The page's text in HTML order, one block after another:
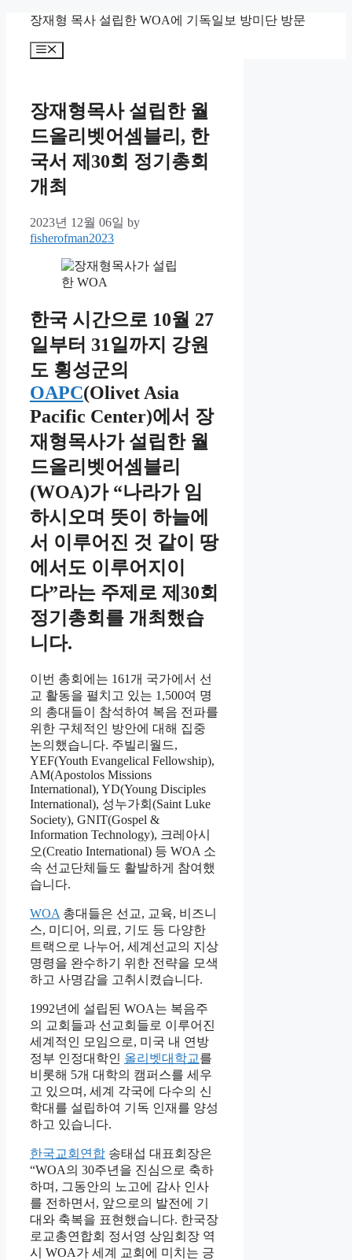
content
장재형 목사 설립한 WOA에 기독일보 방미단 방문
Menu
장재형목사 설립한 월
드올리벳어셈블리, 한
국서 제30회 정기총회
개최
2023년 12월 06일 by
fisherofman2023
한국 시간으로 10월 27
일부터 31일까지 강원
도 횡성군의
OAPC(Olivet Asia
Pacific Center)에서 장
재형목사가 설립한 월
드올리벳어셈블리
(WOA)가 “나라가 임
하시오며 뜻이 하늘에
서 이루어진 것 같이 땅
에서도 이루어지이
다”라는 주제로 제30회
정기총회를 개최했습
니다.
이번 총회에는 161개 국가에서 선
교 활동을 펼치고 있는 1,500여 명
의 총대들이 참석하여 복음 전파를
위한 구체적인 방안에 대해 집중
논의했습니다. 주빌리월드,
YEF(Youth Evangelical Fellowship),
AM(Apostolos Missions
International), YD(Young Disciples
International), 성누가회(Saint Luke
Society), GNIT(Gospel &
Information Technology), 크레아시
오(Creatio International) 등 WOA 소
속 선교단체들도 활발하게 참여했
습니다.
WOA 총대들은 선교, 교육, 비즈니
스, 미디어, 의료, 기도 등 다양한
트랙으로 나누어, 세계선교의 지상
명령을 완수하기 위한 전략을 모색
하고 사명감을 고취시켰습니다.
1992년에 설립된 WOA는 복음주
의 교회들과 선교회들로 이루어진
세계적인 모임으로, 미국 내 연방
정부 인정대학인 올리벳대학교를
비롯해 5개 대학의 캠퍼스를 세우
고 있으며, 세계 각국에 다수의 신
학대를 설립하여 기독 인재를 양성
하고 있습니다.
한국교회연합 송태섭 대표회장은
“WOA의 30주년을 진심으로 축하
하며, 그동안의 노고에 감사 인사
를 전하면서, 앞으로의 발전에 기
대와 축복을 표현했습니다. 한국장
로교총연합회 정서영 상임회장 역
시 WOA가 세계 교회에 미치는 긍